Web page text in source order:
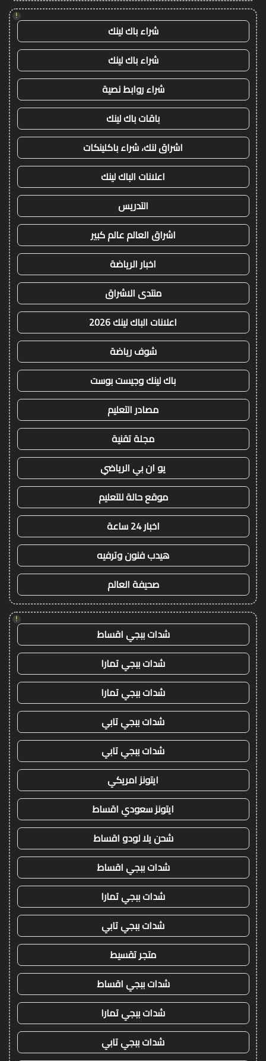
!
شراء باك لينك
شراء باك لينك
شراء روابط نصية
باقات باك لينك
اشراق لنك، شراء باكلينكات
اعلانات الباك لينك
التدريس
اشراق العالم عالم كبير
اخبار الرياضة
منتدى الاشراق
اعلانات الباك لينك 2026
شوف رياضة
باك لينك وجيست بوست
مصادر التعليم
مجلة تقنية
يو ان بي الرياضي
موقع حالة للتعليم
اخبار 24 ساعة
هيدب فنون وترفيه
صحيفة العالم
!
شدات ببجي اقساط
شدات ببجي تمارا
شدات ببجي تمارا
شدات ببجي تابي
شدات ببجي تابي
ايتونز امريكي
ايتونز سعودي اقساط
شحن يلا لودو اقساط
شدات ببجي اقساط
شدات ببجي تمارا
شدات ببجي تابي
متجر تقسيط
شدات ببجي اقساط
شدات ببجي تمارا
شدات ببجي تابي